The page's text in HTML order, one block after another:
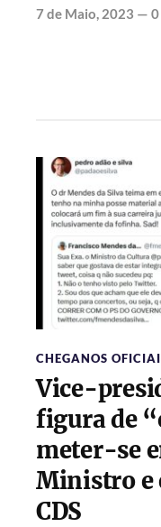
7 de Maio, 2023 —
CHEGANOS
Vice-
figura de
meter-se
Ministro e
CDS